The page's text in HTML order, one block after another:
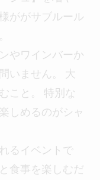
ががサブルール
やワインバーか
いません。
大
こと。
特別な
しめるのがシャ
るイベントで
食事を楽しむだ